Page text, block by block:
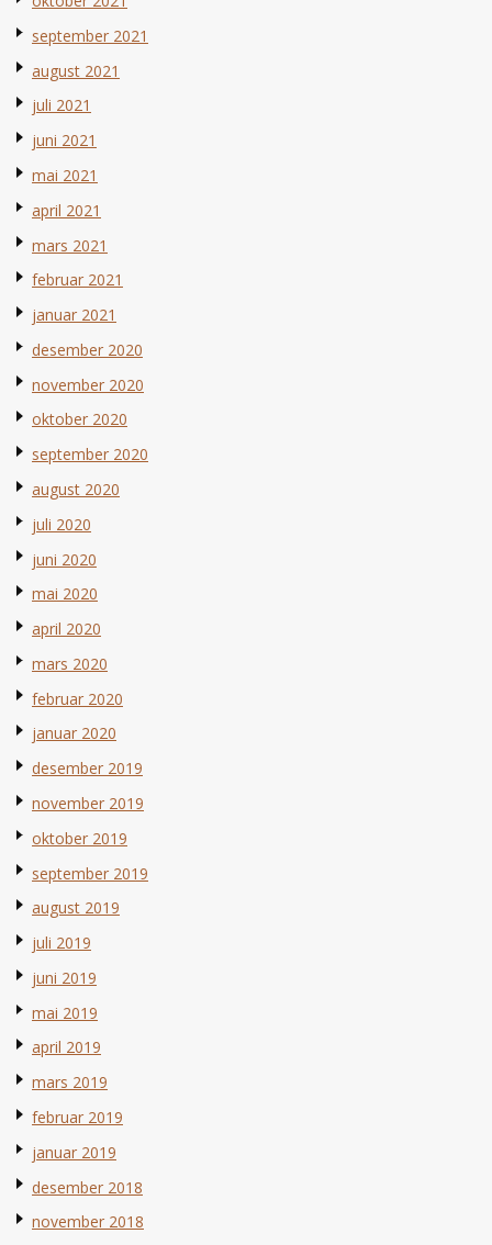
september 2021
august 2021
juli 2021
juni 2021
mai 2021
april 2021
mars 2021
februar 2021
januar 2021
desember 2020
november 2020
oktober 2020
september 2020
august 2020
juli 2020
juni 2020
mai 2020
april 2020
mars 2020
februar 2020
januar 2020
desember 2019
november 2019
oktober 2019
september 2019
august 2019
juli 2019
juni 2019
mai 2019
april 2019
mars 2019
februar 2019
januar 2019
desember 2018
november 2018